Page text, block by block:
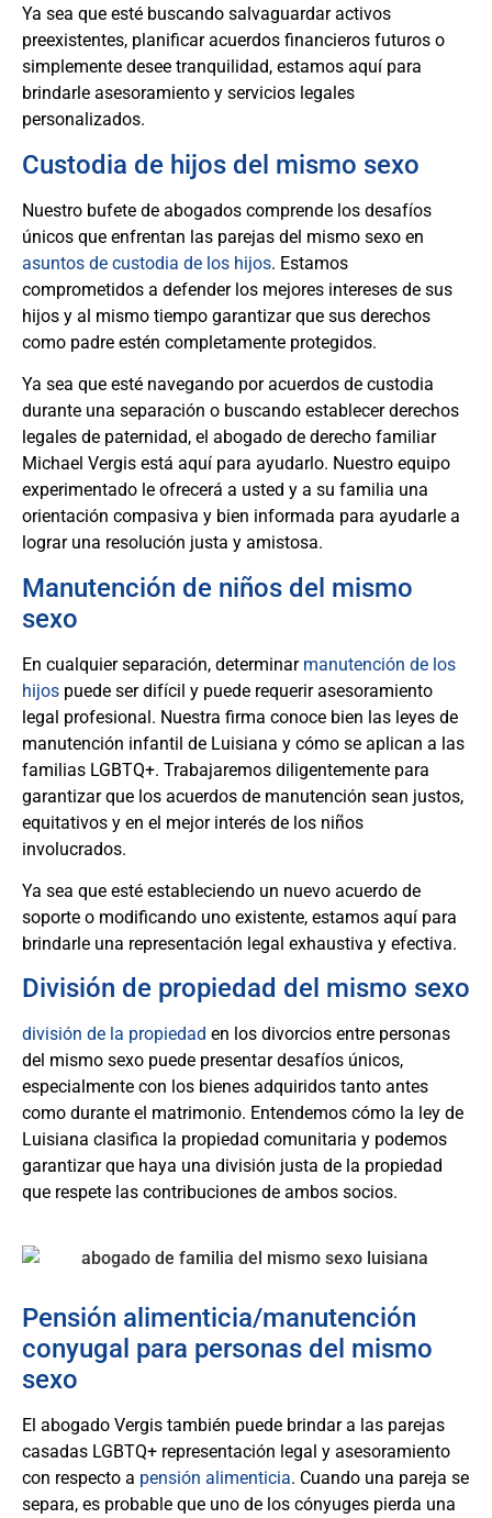
Ya sea que esté buscando salvaguardar activos
preexistentes, planificar acuerdos financieros futuros o
simplemente desee tranquilidad, estamos aquí para
brindarle asesoramiento y servicios legales
personalizados.
Custodia de hijos del mismo sexo
Nuestro bufete de abogados comprende los desafíos
únicos que enfrentan las parejas del mismo sexo en
asuntos de custodia de los hijos. Estamos
comprometidos a defender los mejores intereses de sus
hijos y al mismo tiempo garantizar que sus derechos
como padre estén completamente protegidos.
Ya sea que esté navegando por acuerdos de custodia
durante una separación o buscando establecer derechos
legales de paternidad, el abogado de derecho familiar
Michael Vergis está aquí para ayudarlo. Nuestro equipo
experimentado le ofrecerá a usted y a su familia una
orientación compasiva y bien informada para ayudarle a
lograr una resolución justa y amistosa.
Manutención de niños del mismo
sexo
En cualquier separación, determinar manutención de los
hijos puede ser difícil y puede requerir asesoramiento
legal profesional. Nuestra firma conoce bien las leyes de
manutención infantil de Luisiana y cómo se aplican a las
familias LGBTQ+. Trabajaremos diligentemente para
garantizar que los acuerdos de manutención sean justos,
equitativos y en el mejor interés de los niños
involucrados.
Ya sea que esté estableciendo un nuevo acuerdo de
soporte o modificando uno existente, estamos aquí para
brindarle una representación legal exhaustiva y efectiva.
División de propiedad del mismo sexo
división de la propiedad en los divorcios entre personas
del mismo sexo puede presentar desafíos únicos,
especialmente con los bienes adquiridos tanto antes
como durante el matrimonio. Entendemos cómo la ley de
Luisiana clasifica la propiedad comunitaria y podemos
garantizar que haya una división justa de la propiedad
que respete las contribuciones de ambos socios.
Pensión alimenticia/manutención
conyugal para personas del mismo
sexo
El abogado Vergis también puede brindar a las parejas
casadas LGBTQ+ representación legal y asesoramiento
con respecto a pensión alimenticia. Cuando una pareja se
separa, es probable que uno de los cónyuges pierda una